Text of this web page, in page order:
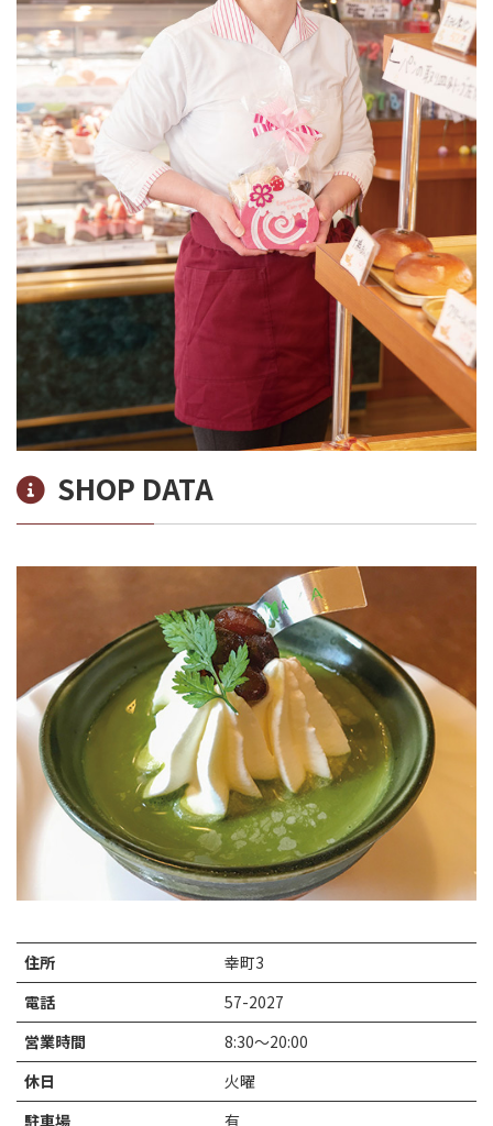
SHOP DATA
住所
幸町3
電話
57-2027
営業時間
8:30〜20:00
休日
火曜
駐車場
有